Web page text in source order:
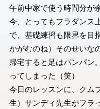
午前中家で使う時間分が
今、とってもフラダンス
で、基礎練習も限界を目
かがむのね）そのせいな
帰宅すると足はパンパン
ってしまった（笑）
今日のレッスンに、クム
生）サンディ先生がフラ